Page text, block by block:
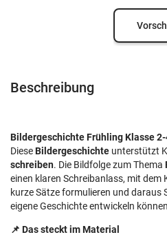
Beschreibung
Bildergeschichte Frühling Klasse
DieseBildergeschichte unterstützt
schreiben. Die Bildfolge zum Thema
einen klaren Schreibanlass, mit dem
kurze Sätze formulieren und daraus
eigene Geschichte entwickeln
📌 Das steckt im Material